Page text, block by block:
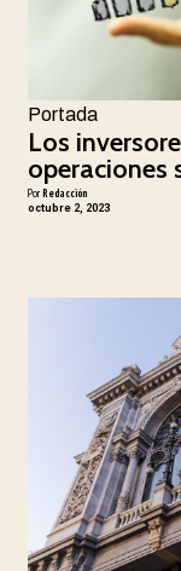
Portada
Los
operaciones
PorRedacción
octubre 2, 2023